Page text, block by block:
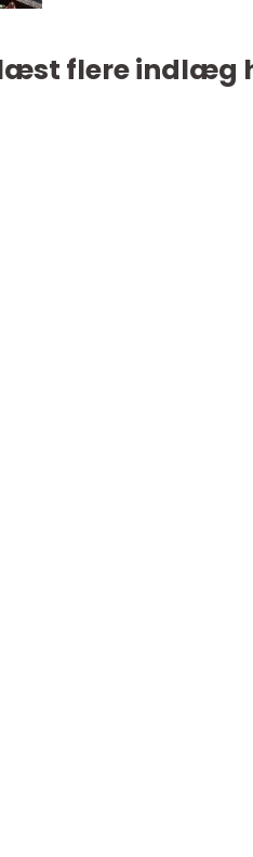
flere indlæg